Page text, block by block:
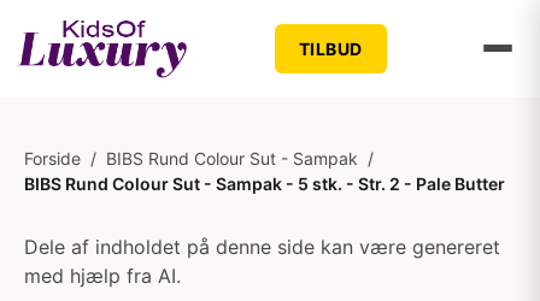
TILBUD
Forside / BIBS Rund Colour Sut - Sampak /
BIBS Rund Colour Sut - Sampak - 5 stk. - Str. 2 - Pale Butter
Dele af indholdet på denne side kan være genereret
med hjælp fra AI.